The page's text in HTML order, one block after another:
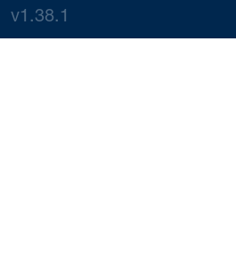
v1.38.1